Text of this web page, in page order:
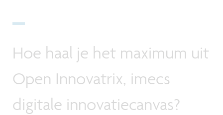
Hoe haal je het maximum uit
Open Innovatrix, imecs
digitale innovatiecanvas?